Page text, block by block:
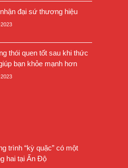
đại sứ thương hiệu
thói quen tốt sau khi thức
bạn khỏe mạnh hơn
trình “kỳ quặc” có một
hai tại Ấn Độ